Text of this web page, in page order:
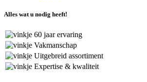
Alles wat u nodig heeft!
60 jaar ervaring
Vakmanschap
Uitgebreid assortiment
Expertise & kwaliteit